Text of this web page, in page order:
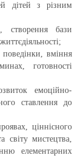
дітей з різним
створення бази
вміння
готовності
емоційно-
ставлення до
ціннісного
світу мистецтва,
елементарних